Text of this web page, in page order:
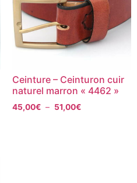
Ceinture – Ceinturon cuir
naturel marron « 4462 »
45,00€ – 51,00€